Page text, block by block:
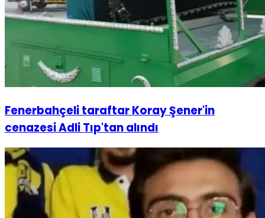
Fenerbahçeli taraftar Koray Şener'in
cenazesi Adli Tıp'tan alındı